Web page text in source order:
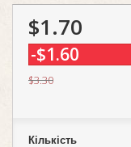
$1.70
-$1.60
$3.30
Кількість